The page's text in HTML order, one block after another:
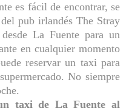
es fácil de encontrar, se
pub irlandés The Stray
La Fuente para un
en cualquier momento
reservar un taxi para
No siempre
taxi de La Fuente al